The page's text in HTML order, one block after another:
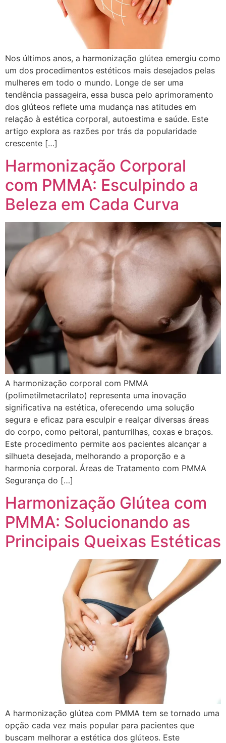
Nos últimos anos, a harmonização glútea emergiu como
um dos procedimentos estéticos mais desejados pelas
mulheres em todo o mundo. Longe de ser uma
tendência passageira, essa busca pelo aprimoramento
dos glúteos reflete uma mudança nas atitudes em
relação à estética corporal, autoestima e saúde. Este
artigo explora as razões por trás da popularidade
crescente […]
Harmonização Corporal
com PMMA: Esculpindo a
Beleza em Cada Curva
A harmonização corporal com PMMA
(polimetilmetacrilato) representa uma inovação
significativa na estética, oferecendo uma solução
segura e eficaz para esculpir e realçar diversas áreas
do corpo, como peitoral, panturrilhas, coxas e braços.
Este procedimento permite aos pacientes alcançar a
silhueta desejada, melhorando a proporção e a
harmonia corporal. Áreas de Tratamento com PMMA
Segurança do […]
Harmonização Glútea com
PMMA: Solucionando as
Principais Queixas Estéticas
A harmonização glútea com PMMA tem se tornado uma
opção cada vez mais popular para pacientes que
buscam melhorar a estética dos glúteos. Este